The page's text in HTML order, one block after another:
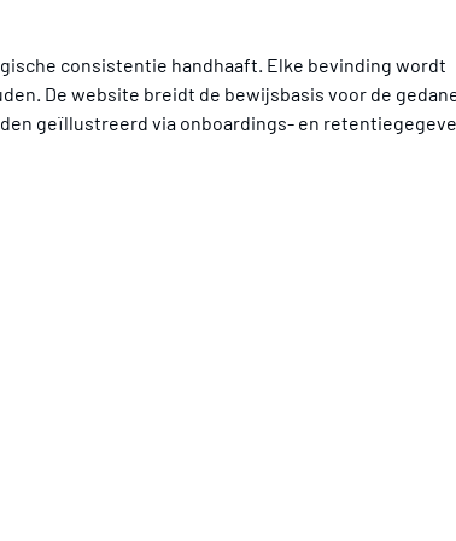
consistentie handhaaft. Elke bevinding wordt
De website breidt de bewijsbasis voor de
geïllustreerd via onboardings- en